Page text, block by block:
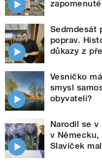
Sedmdesát
poprav.
důkazy z
Vesničko
smysl
obyvateli?
Narodil se v
v
Slavíček